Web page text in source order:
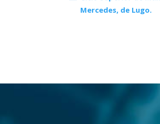
Mercedes, de Lugo.